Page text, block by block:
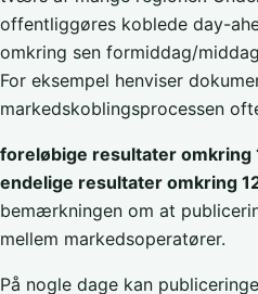
offentliggøres koblede day-
omkring sen formiddag/
For eksempel henviser
markedskoblingsprocessen
foreløbige resultater omkring
endelige resultater omkring
bemærkningen om at
mellem markedsoperatører.
På nogle dage kan